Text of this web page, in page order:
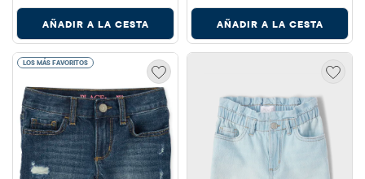
AÑADIR A LA CESTA AÑADIR A LA CESTA
LOS MÁS FAVORITOS